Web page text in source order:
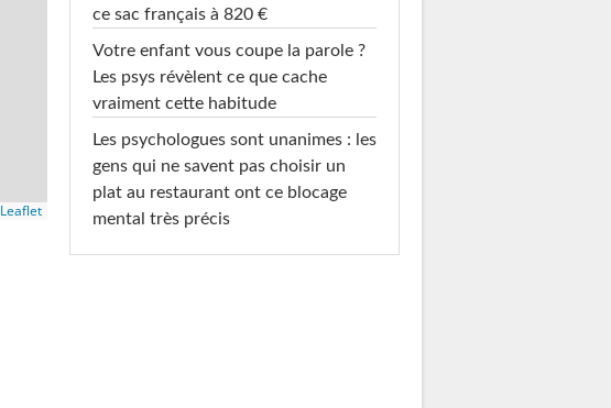
Leaflet
ce sac français à 820 €
Votre enfant vous coupe la parole ?
Les psys révèlent ce que cache
vraiment cette habitude
Les psychologues sont unanimes : les
gens qui ne savent pas choisir un
plat au restaurant ont ce blocage
mental très précis